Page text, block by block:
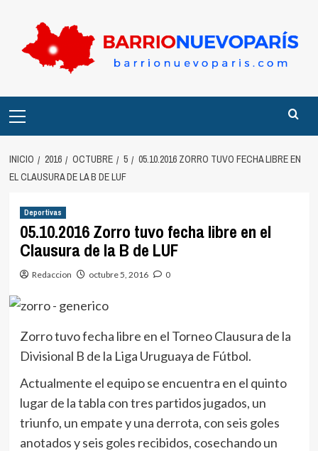
contenido
principal
INICIO 2016 OCTUBRE 5
05.10.2016 ZORRO TUVO FECHA LIBRE EN
EL CLAUSURA DE LA B DE LUF
Deportivas
05.10.2016 Zorro tuvo fecha libre en el
Clausura de la B de LUF
Redaccion octubre 5, 2016 0
Zorro tuvo fecha libre en el Torneo Clausura de la
Divisional B de la Liga Uruguaya de Fútbol.
Actualmente el equipo se encuentra en el quinto
lugar de la tabla con tres partidos jugados, un
triunfo, un empate y una derrota, con seis goles
anotados y seis goles recibidos, cosechando un